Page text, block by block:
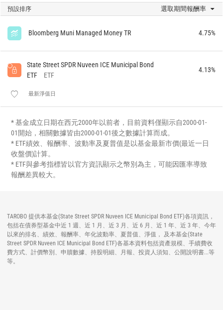
預設排序 選取期間報酬率
Bloomberg Muni Managed Money TR 4.75%
State Street SPDR Nuveen ICE Municipal Bond
ETF
ETF
4.13%
最新淨值日
* 基金成立日期在西元2000年以前者，目前資料僅顯示自2000-01-
01開始，相關數據皆由2000-01-01後之數據計算而成。
* ETF績效、報酬率、波動率及夏普值是以基金最新市價(最近一日
收盤價)計算。
* ETF與參考指標皆以官方資訊顯示之幣別為主，可能因匯率導致
報酬差異較大。
TAROBO 提供本基金(State Street SPDR Nuveen ICE Municipal Bond ETF)各項資訊，
包括在債券型基金中近 1 週、近 1 月、近 3 月、近 6 月、近 1 年、近 3 年、今年
以來的排名、績效、報酬率、年化波動率、夏普值、淨值， 及本基金(State
Street SPDR Nuveen ICE Municipal Bond ETF)各基本資料包括資產規模、手續費收
費方式、計價幣別、申贖數據、持股明細、月報、投資人須知、公開說明書...等
等。